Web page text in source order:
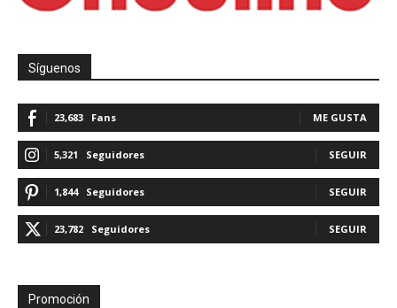
Síguenos
23,683 Fans ME GUSTA
5,321 Seguidores SEGUIR
1,844 Seguidores SEGUIR
23,782 Seguidores SEGUIR
Promoción